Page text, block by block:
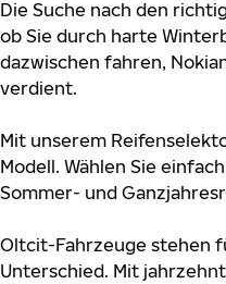
Die Suche nach den
ob Sie durch harte
dazwischen fahren,
verdient.
Mit unserem
Modell. Wählen Sie
Sommer- und
Oltcit-Fahrzeuge stehen
Unterschied. Mit